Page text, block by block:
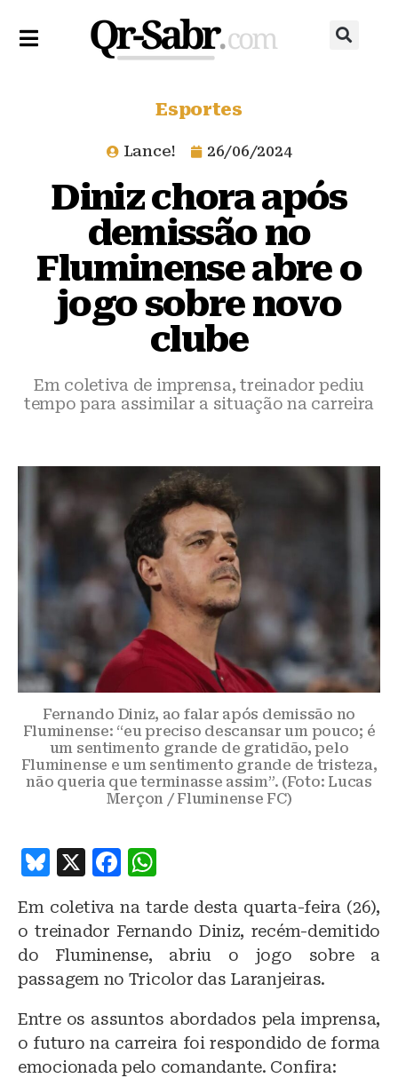
Esportes
Lance! 26/06/2024
Diniz chora após
demissão no
Fluminense abre o
jogo sobre novo
clube
Em coletiva de imprensa, treinador pediu
tempo para assimilar a situação na carreira
Fernando Diniz, ao falar após demissão no
Fluminense: “eu preciso descansar um pouco; é
um sentimento grande de gratidão, pelo
Fluminense e um sentimento grande de tristeza,
não queria que terminasse assim”. (Foto: Lucas
Merçon / Fluminense FC)
B
e
s
k
X
F
c
e
b
o
k
at
s
A
p
Em coletiva na tarde desta quarta-feira (26),
o treinador Fernando Diniz, recém-demitido
do Fluminense, abriu o jogo sobre a
passagem no Tricolor das Laranjeiras.
Entre os assuntos abordados pela imprensa,
o futuro na carreira foi respondido de forma
emocionada pelo comandante. Confira: